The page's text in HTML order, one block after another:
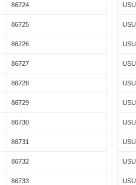
86724
86725
86726
86727
86728
86729
86730
86731
86732
86733
USU
USU
USU
USU
USU
USU
USU
USU
USU
USU